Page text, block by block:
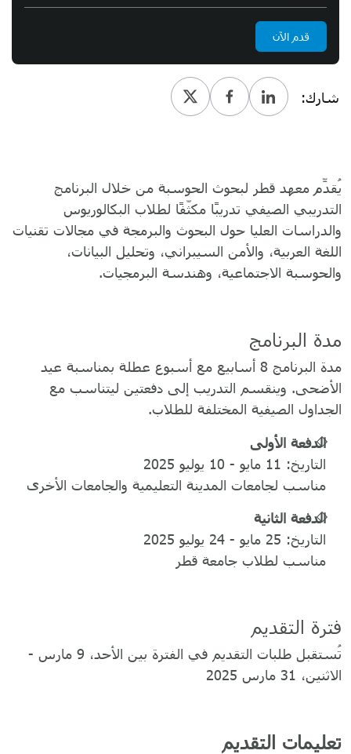
يُقدِّم معهد قطر لبحوث الحوسبة من خلال البرنامج
التدريبي الصيفي تدريبًا مكثّفًا لطلاب البكالوريوس
والدراسات العليا حول البحوث والبرمجة في مجالات تقنيات
اللغة العربية، والأمن السيبراني، وتحليل البيانات،
والحوسبة الاجتماعية، وهندسة البرمجيات.
مدة البرنامج
مدة البرنامج 8 أسابيع مع أسبوع عطلة بمناسبة عيد
الأضحى. وينقسم التدريب إلى دفعتين ليتناسب مع
الجداول الصيفية المختلفة للطلاب.
الدفعة الأولى
التاريخ: 11 مايو - 10 يوليو 2025
مناسب لجامعات المدينة التعليمية والجامعات الأخرى
الدفعة الثانية
التاريخ: 25 مايو - 24 يوليو 2025
مناسب لطلاب جامعة قطر
فترة التقديم
تُستقبل طلبات التقديم في الفترة بين الأحد، 9 مارس -
الاثنين، 31 مارس 2025
تعليمات التقديم
قدم الآن
شارك: